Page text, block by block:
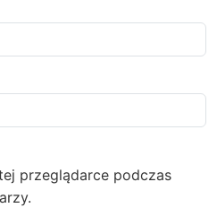
przeglądarce podczas